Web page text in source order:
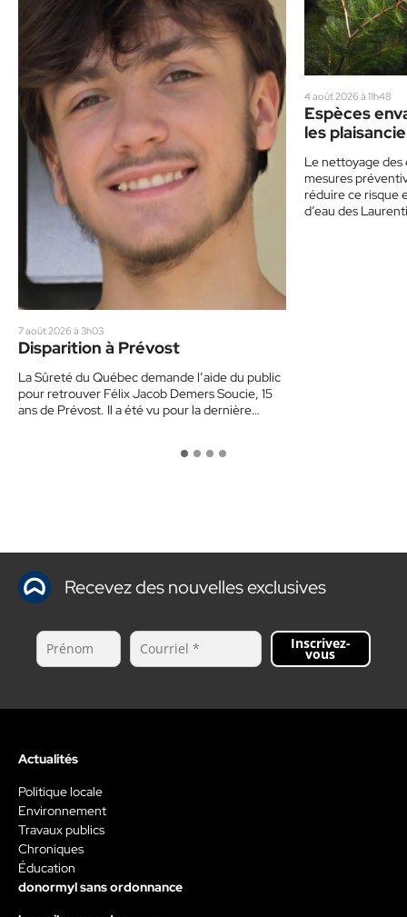
7 août 2026 à 3h03
Disparition à Prévost
La Sûreté du Québec demande l’aide du public
pour retrouver Félix Jacob Demers Soucie, 15
ans de Prévost. Il a été vu pour la dernière…
4 août 2026 à 11h48
Espèces
les
Le nettoyage des
mesures
réduire ce risque
d’eau des
Recevez des nouvelles exclusives
Inscrivez-
vous
Actualités
Politique locale
Environnement
Travaux publics
Chroniques
Éducation
donormyl sans ordonnance